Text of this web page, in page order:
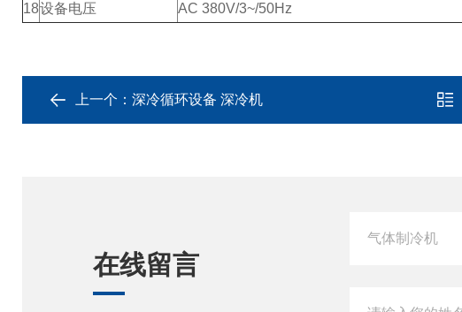
18设备电压 AC 380V/3~/50Hz
上一个： 深冷循环设备 深冷机
在线留言